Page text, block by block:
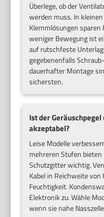
Überlege, ob der
werden muss. In
Klemmlösungen
weniger Bewegung ist
auf rutschfeste
gegebenenfalls
dauerhafter Montage
sichersten.
Ist der
akzeptabel?
Leise Modelle
mehreren Stufen bieten
Schutzgitter wichtig.
Kabel in Reichweite von
Feuchtigkeit.
Elektronik zu. Wähle
wenn sie nahe